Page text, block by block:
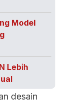
Model
Lebih
desain